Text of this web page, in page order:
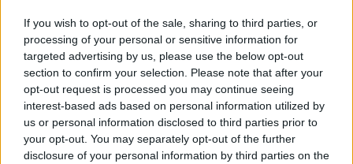
If you wish to opt-out of the sale, sharing to third parties, or
processing of your personal or sensitive information for
targeted advertising by us, please use the below opt-out
section to confirm your selection. Please note that after your
opt-out request is processed you may continue seeing
interest-based ads based on personal information utilized by
us or personal information disclosed to third parties prior to
your opt-out. You may separately opt-out of the further
disclosure of your personal information by third parties on the
território através do mar e das suas condições naturais.
Nas palavras de Pedro Mota, De todas as etapas do
Nortada Ocean Rides, este evento é o que mais precisa
da “nortada” como apoio, porque sem vento não há
kitesurf.
A presença da Nortada vai mais uma vez, alem da
competição. O que queremos é fazer parte deste
ATUALIDADE
Cinco projetos de Cascais finalistas
em iniciativa europeia
Publicado 18 horas atrás on 05/08/2026
Por Ígor Lopes